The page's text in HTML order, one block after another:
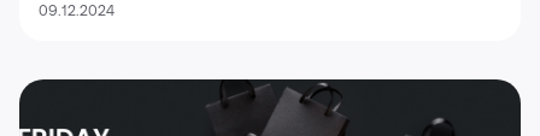
09.12.2024